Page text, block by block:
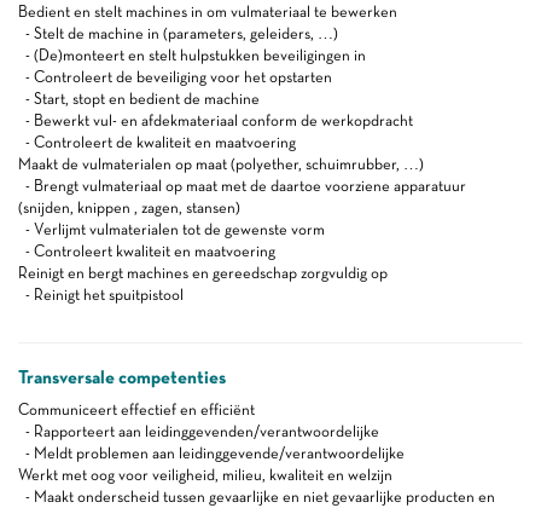
Bedient en stelt machines in om vulmateriaal te bewerken
- Stelt de machine in (parameters, geleiders, …)
- (De)monteert en stelt hulpstukken beveiligingen in
- Controleert de beveiliging voor het opstarten
- Start, stopt en bedient de machine
- Bewerkt vul- en afdekmateriaal conform de werkopdracht
- Controleert de kwaliteit en maatvoering
Maakt de vulmaterialen op maat (polyether, schuimrubber, …)
- Brengt vulmateriaal op maat met de daartoe voorziene apparatuur
(snijden, knippen , zagen, stansen)
- Verlijmt vulmaterialen tot de gewenste vorm
- Controleert kwaliteit en maatvoering
Reinigt en bergt machines en gereedschap zorgvuldig op
- Reinigt het spuitpistool
Transversale competenties
Communiceert effectief en efficiënt
- Rapporteert aan leidinggevenden/verantwoordelijke
- Meldt problemen aan leidinggevende/verantwoordelijke
Werkt met oog voor veiligheid, milieu, kwaliteit en welzijn
- Maakt onderscheid tussen gevaarlijke en niet gevaarlijke producten en